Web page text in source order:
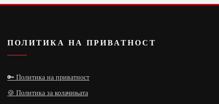
ПОЛИТИКА НА ПРИВАТНОСТ
🔑 Политика на приватност
🍪 Политика за колачињата